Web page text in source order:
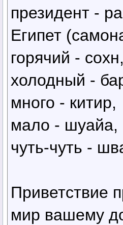
президент -
Египет
горячий - сохн,
холодный -
много - китир,
мало - шуайа,
чуть-чуть -
Приветствие
мир вашему